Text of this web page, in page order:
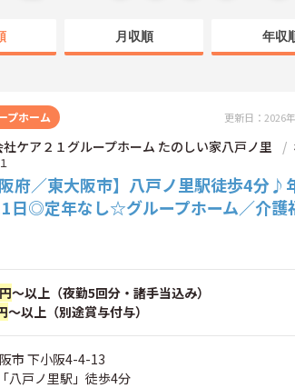
月収順 年収
プホーム 更新日：2026
ケア２１グループホーム たのしい家八戸ノ里
阪府／東大阪市】八戸ノ里駅徒歩4分♪
日◎定年なし☆グループホーム／介護
～以上（夜勤5回分・諸手当込み）
～以上（別途賞与付与）
市 下小阪4-4-13
八戸ノ里駅」徒歩4分